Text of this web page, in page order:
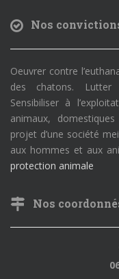
Nos
Oeuvrer contre
des chatons. Lutter
Sensibiliser à
animaux,
projet d’une société
aux hommes et aux
protection animale
Nos